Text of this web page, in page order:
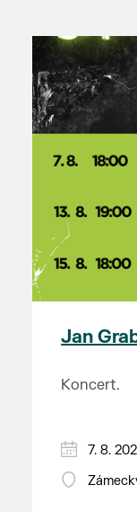
Jan
Koncert.
7. 8.